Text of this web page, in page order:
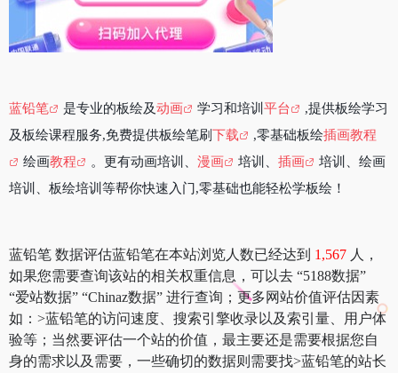
蓝铅笔 是专业的板绘及动画 学习和培训 平台
,提供板绘学习
及板绘课程服务,免费提供板绘笔刷下载 ,零基础板绘插画教程
绘画教程 。更有动画培训、 漫画 培训、 插画
培训、绘画
培训、板绘培训等帮你快速入门,零基础也能轻松学板绘！
蓝铅笔 数据评估蓝铅笔在本站浏览人数已经达到 1,567 人，
如果您需要查询该站的相关权重信息，可以去 “5188数据”
“爱站数据” “Chinaz数据” 进行查询；更多网站价值评估因素
如：>蓝铅笔的访问速度、搜索引擎收录以及索引量、用户体
验等；当然要评估一个站的价值，最主要还是需要根据您自
身的需求以及需要，一些确切的数据则需要找>蓝铅笔的站长